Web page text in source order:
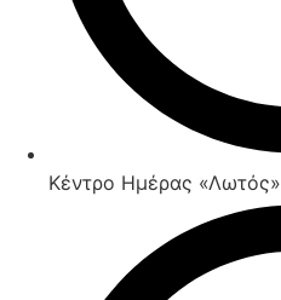
Κέντρο Ημέρας «Λωτός»